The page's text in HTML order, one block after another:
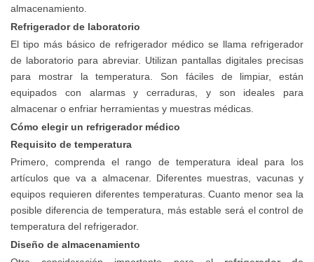
almacenamiento.
Refrigerador de laboratorio
El tipo más básico de refrigerador médico se llama refrigerador
de laboratorio para abreviar. Utilizan pantallas digitales precisas
para mostrar la temperatura. Son fáciles de limpiar, están
equipados con alarmas y cerraduras, y son ideales para
almacenar o enfriar herramientas y muestras médicas.
Cómo elegir un refrigerador médico
Requisito de temperatura
Primero, comprenda el rango de temperatura ideal para los
artículos que va a almacenar. Diferentes muestras, vacunas y
equipos requieren diferentes temperaturas. Cuanto menor sea la
posible diferencia de temperatura, más estable será el control de
temperatura del refrigerador.
Diseño de almacenamiento